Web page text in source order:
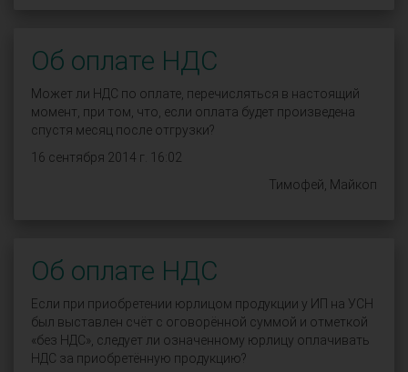
Об оплате НДС
Может ли НДС по оплате, перечисляться в настоящий
момент, при том, что, если оплата будет произведена
спустя месяц после отгрузки?
16 сентября 2014 г. 16:02
Тимофей, Майкоп
Об оплате НДС
Если при приобретении юрлицом продукции у ИП на УСН
был выставлен счёт с оговорённой суммой и отметкой
«без НДС», следует ли означенному юрлицу оплачивать
НДС за приобретённую продукцию?